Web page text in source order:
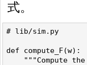
式。
# lib/sim.py
def compute_F(w):
"""Compute